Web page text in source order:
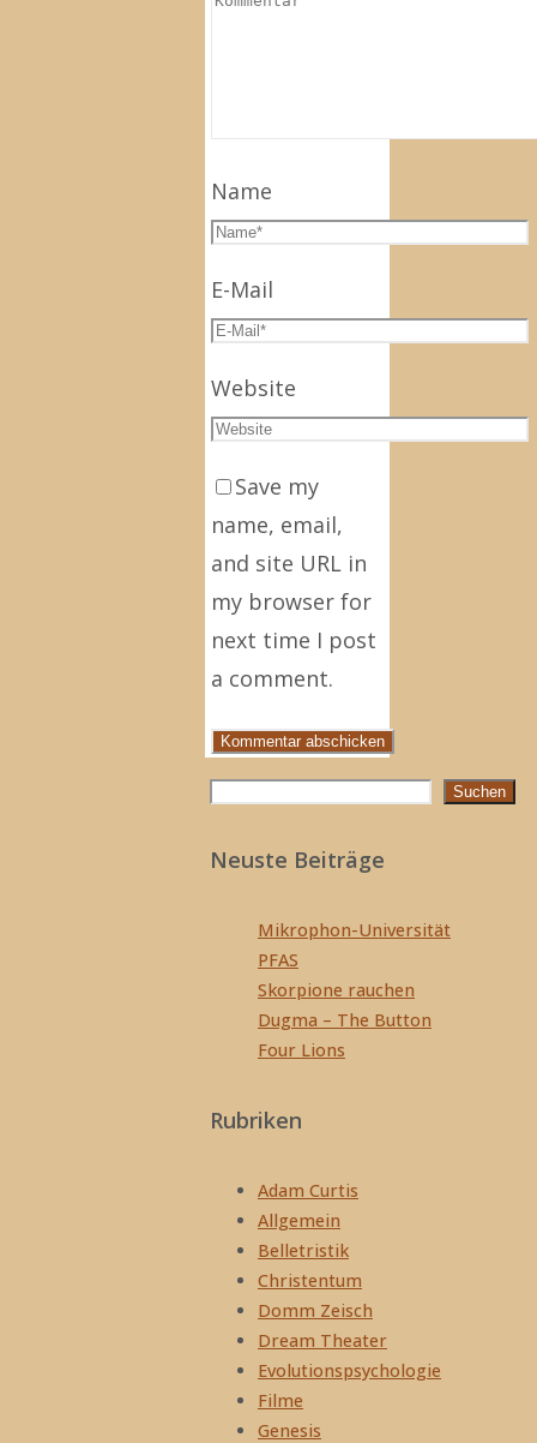
Name
E-Mail
Website
Save my
name, email,
and site URL in
my browser for
next time I post
a comment.
Suchen
Neuste Beiträge
Mikrophon-Universität
PFAS
Skorpione rauchen
Dugma – The Button
Four Lions
Rubriken
Adam Curtis
Allgemein
Belletristik
Christentum
Domm Zeisch
Dream Theater
Evolutionspsychologie
Filme
Genesis